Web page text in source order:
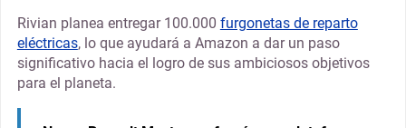
Rivian planea entregar 100.000 furgonetas de reparto
eléctricas, lo que ayudará a Amazon a dar un paso
significativo hacia el logro de sus ambiciosos objetivos
para el planeta.